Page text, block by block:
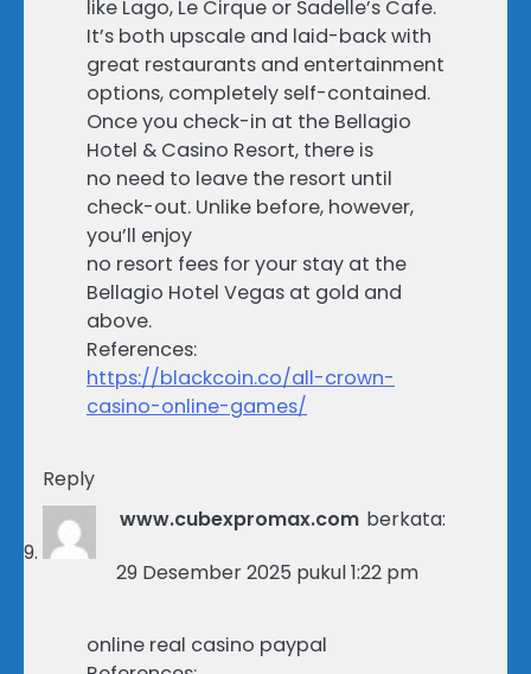
like Lago, Le Cirque or Sadelle’s Cafe.
It’s both upscale and laid-back with
great restaurants and entertainment
options, completely self-contained.
Once you check-in at the Bellagio
Hotel & Casino Resort, there is
no need to leave the resort until
check-out. Unlike before, however,
you’ll enjoy
no resort fees for your stay at the
Bellagio Hotel Vegas at gold and
above.
References:
https://blackcoin.co/all-crown-
casino-online-games/
Reply
www.cubexpromax.com berkata:
29 Desember 2025 pukul 1:22 pm
online real casino paypal